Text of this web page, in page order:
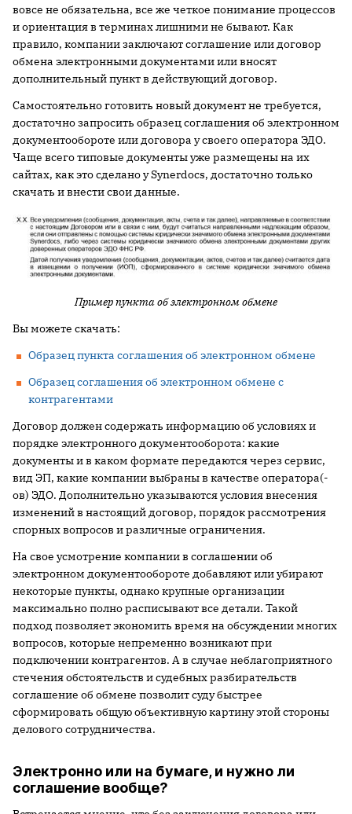
вовсе не обязательна, все же четкое понимание процессов
и ориентация в терминах лишними не бывают. Как
правило, компании заключают соглашение или договор
обмена электронными документами или вносят
дополнительный пункт в действующий договор.
Самостоятельно готовить новый документ не требуется,
достаточно запросить образец соглашения об электронном
документообороте или договора у своего оператора ЭДО.
Чаще всего типовые документы уже размещены на их
сайтах, как это сделано у Synerdocs, достаточно только
скачать и внести свои данные.
Пример пункта об электронном обмене
Вы можете скачать:
Образец пункта соглашения об электронном обмене
Образец соглашения об электронном обмене с
контрагентами
Договор должен содержать информацию об условиях и
порядке электронного документооборота: какие
документы и в каком формате передаются через сервис,
вид ЭП, какие компании выбраны в качестве оператора(-
ов) ЭДО. Дополнительно указываются условия внесения
изменений в настоящий договор, порядок рассмотрения
спорных вопросов и различные ограничения.
На свое усмотрение компании в соглашении об
электронном документообороте добавляют или убирают
некоторые пункты, однако крупные организации
максимально полно расписывают все детали. Такой
подход позволяет экономить время на обсуждении многих
вопросов, которые непременно возникают при
подключении контрагентов. А в случае неблагоприятного
стечения обстоятельств и судебных разбирательств
соглашение об обмене позволит суду быстрее
сформировать общую объективную картину этой стороны
делового сотрудничества.
Электронно или на бумаге, и нужно ли
соглашение вообще?